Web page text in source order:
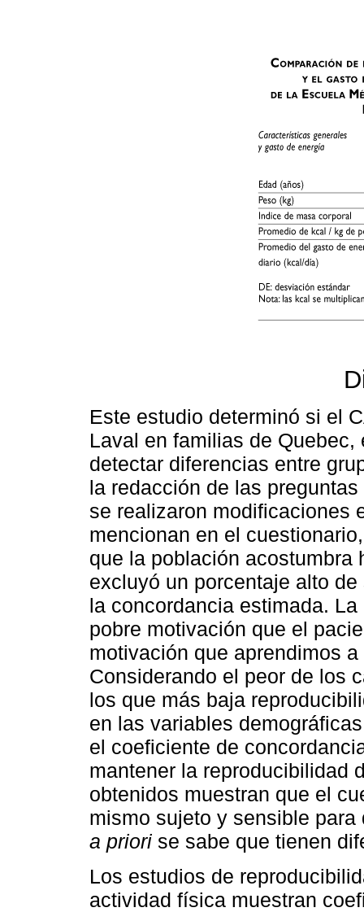
Este estudio determinó si el
Laval en familias de
detectar diferencias entre
la redacción de las
se realizaron modificaciones
mencionan en el
que la población acostumbra
excluyó un porcentaje alto
la concordancia estimada.
pobre motivación que el
motivación que aprendimos
Considerando el peor de los
los que más baja
en las variables
el coeficiente de
mantener la reproducibilidad
obtenidos muestran que el
mismo sujeto y sensible
a priori se sabe que tienen
Los estudios de
actividad física muestran